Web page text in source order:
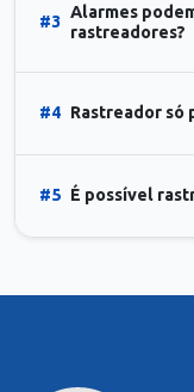
#3
Alarmes
rastreadores?
#4 Rastreador só
#5 É possível